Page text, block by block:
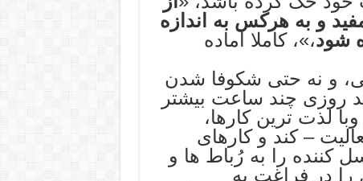
و به هرکس به اندازه
شود،»، کاملا آماده
و نه حتی شکوفا شدن
روزی چند ساعت بیشتر
لذت ترین کارها،
– کند و کارهای
را به رُباط ها و
در فراغت به